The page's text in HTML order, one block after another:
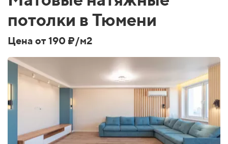
потолки в Тюмени
Цена от 190 ₽/м2